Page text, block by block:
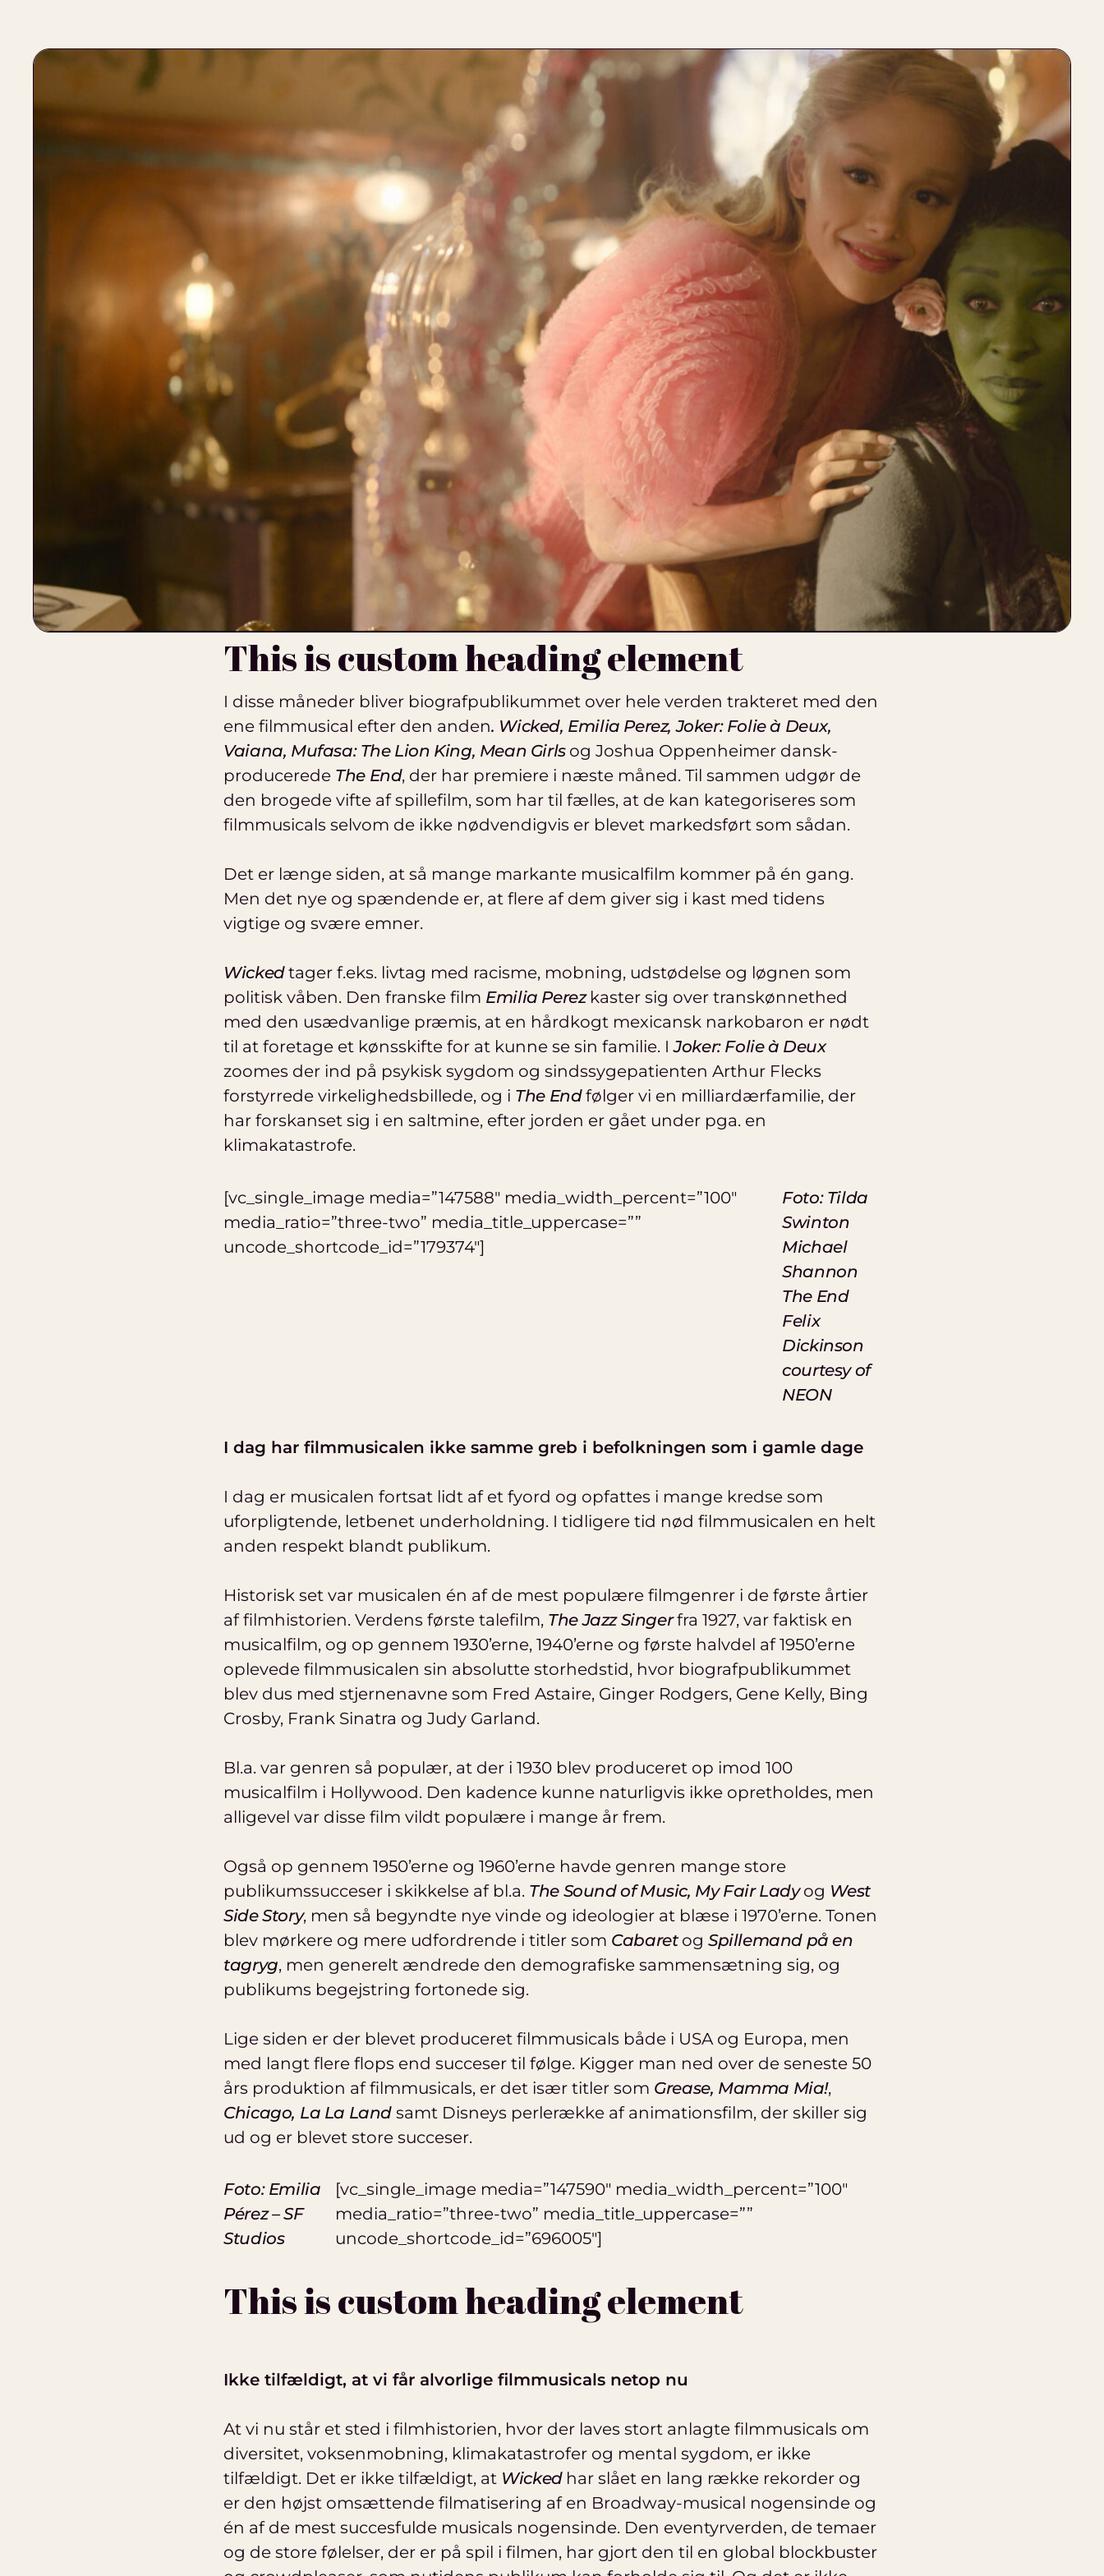
This is custom heading element
I disse måneder bliver biografpublikummet over hele verden trakteret med den
ene filmmusical efter den anden. Wicked, Emilia Perez, Joker: Folie à Deux,
Vaiana, Mufasa: The Lion King, Mean Girls og Joshua Oppenheimer dansk-
producerede The End, der har premiere i næste måned. Til sammen udgør de
den brogede vifte af spillefilm, som har til fælles, at de kan kategoriseres som
filmmusicals selvom de ikke nødvendigvis er blevet markedsført som sådan.
Det er længe siden, at så mange markante musicalfilm kommer på én gang.
Men det nye og spændende er, at flere af dem giver sig i kast med tidens
vigtige og svære emner.
Wickedtager f.eks. livtag med racisme, mobning, udstødelse og løgnen som
politisk våben. Den franske film Emilia Perezkaster sig over transkønnethed
med den usædvanlige præmis, at en hårdkogt mexicansk narkobaron er nødt
til at foretage et kønsskifte for at kunne se sin familie. IJoker: Folie à Deux
zoomes der ind på psykisk sygdom og sindssygepatienten Arthur Flecks
forstyrrede virkelighedsbillede, og i The Endfølger vi en milliardærfamilie, der
har forskanset sig i en saltmine, efter jorden er gået under pga. en
klimakatastrofe.
[vc_single_image media=”147588″ media_width_percent=”100″
media_ratio=”three-two” media_title_uppercase=””
uncode_shortcode_id=”179374″]
Foto: Tilda
Swinton
Michael
Shannon
The End
Felix
Dickinson
courtesy of
NEON
I dag har filmmusicalen ikke samme greb i befolkningen som i gamle dage
I dag er musicalen fortsat lidt af et fyord og opfattes i mange kredse som
uforpligtende, letbenet underholdning. I tidligere tid nød filmmusicalen en helt
anden respekt blandt publikum.
Historisk set var musicalen én af de mest populære filmgenrer i de første årtier
af filmhistorien. Verdens første talefilm, The Jazz Singerfra 1927, var faktisk en
musicalfilm, og op gennem 1930’erne, 1940’erne og første halvdel af 1950’erne
oplevede filmmusicalen sin absolutte storhedstid, hvor biografpublikummet
blev dus med stjernenavne som Fred Astaire, Ginger Rodgers, Gene Kelly, Bing
Crosby, Frank Sinatra og Judy Garland.
Bl.a. var genren så populær, at der i 1930 blev produceret op imod 100
musicalfilm i Hollywood. Den kadence kunne naturligvis ikke opretholdes, men
alligevel var disse film vildt populære i mange år frem.
Også op gennem 1950’erne og 1960’erne havde genren mange store
publikumssucceser i skikkelse af bl.a. The Sound of Music, My Fair Ladyog West
Side Story, men så begyndte nye vinde og ideologier at blæse i 1970’erne. Tonen
blev mørkere og mere udfordrende i titler som Cabaret og Spillemand på en
tagryg, men generelt ændrede den demografiske sammensætning sig, og
publikums begejstring fortonede sig.
Lige siden er der blevet produceret filmmusicals både i USA og Europa, men
med langt flere flops end succeser til følge. Kigger man ned over de seneste 50
års produktion af filmmusicals, er det især titler som Grease, Mamma Mia!,
Chicago, La La Landsamt Disneys perlerække af animationsfilm, der skiller sig
ud og er blevet store succeser.
Foto: Emilia
Pérez – SF
Studios
[vc_single_image media=”147590″ media_width_percent=”100″
media_ratio=”three-two” media_title_uppercase=””
uncode_shortcode_id=”696005″]
This is custom heading element
Ikke tilfældigt, at vi får alvorlige filmmusicals netop nu
At vi nu står et sted i filmhistorien, hvor der laves stort anlagte filmmusicals om
diversitet, voksenmobning, klimakatastrofer og mental sygdom, er ikke
tilfældigt. Det er ikke tilfældigt, at Wicked har slået en lang række rekorder og
er den højst omsættende filmatisering af en Broadway-musical nogensinde og
én af de mest succesfulde musicals nogensinde. Den eventyrverden, de temaer
og de store følelser, der er på spil i filmen, har gjort den til en global blockbuster